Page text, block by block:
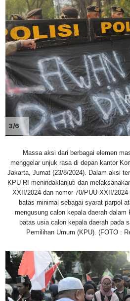
3/6
Massa aksi dari berbagai elemen
menggelar unjuk rasa di depan kantor
Jakarta, Jumat (23/8/2024). Dalam aksi
KPU RI menindaklanjuti dan
XXII/2024 dan nomor 70/PUU-XXII/
batas minimal sebagai syarat parpol
mengusung calon kepala daerah dalam
batas usia calon kepala daerah pada
Pemilihan Umum (KPU). (FOTO :